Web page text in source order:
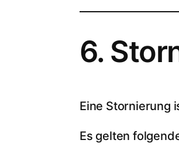
6.
Eine Stornierung
Es gelten